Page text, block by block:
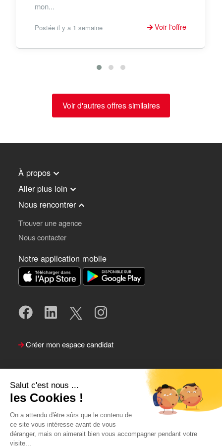
Salut c'est nous ...
les Cookies !
On a attendu d'être sûrs que le contenu de
ce site vous intéresse avant de vous
déranger, mais on aimerait bien vous accompagner pendant votre
visite...
mon...
Postée il y a 1 semaine Voir l'offre
Voir d'autres offres similaires
À propos
Aller plus loin
Nous rencontrer
Trouver une agence
Nous contacter
Notre application mobile
Créer mon espace candidat